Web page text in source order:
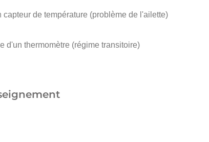
capteur de température (problème de l'ailette)
d'un thermomètre (régime transitoire)